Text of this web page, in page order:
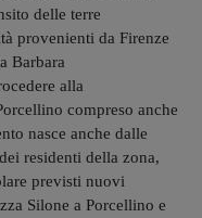
delle terre
provenienti da Firenze
Barbara
alla
compreso anche
nasce anche dalle
residenti della zona,
previsti nuovi
Silone a Porcellino e